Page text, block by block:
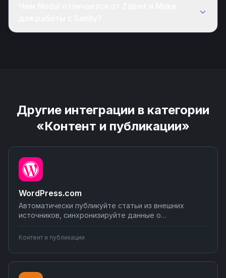
Другие интеграции в категории
«Контент и публикации»
WordPress.com
Автоматически публикуйте статьи из внешних
источников, синхронизируйте данные о
новых постах в мессенджеры и соцсети.
Подключайте аналитические сервисы для
отслеживания эффективности контента.
Настраивайте интеграции без программирования на
Nodul.
Контент и публикации